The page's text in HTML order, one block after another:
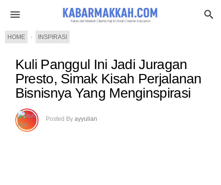
HOME › INSPIRASI
Kuli Panggul Ini Jadi Juragan
Presto, Simak Kisah Perjalanan
Bisnisnya Yang Menginspirasi
Posted By ayyulian